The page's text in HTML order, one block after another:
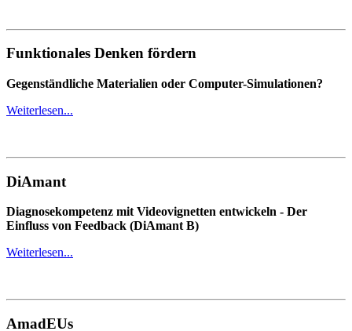
Funktionales Denken fördern
Gegenständliche Materialien oder Computer-Simulationen?
Weiterlesen...
DiAmant
Diagnosekompetenz mit Videovignetten entwickeln - Der
Einfluss von Feedback (DiAmant B)
Weiterlesen...
AmadEUs